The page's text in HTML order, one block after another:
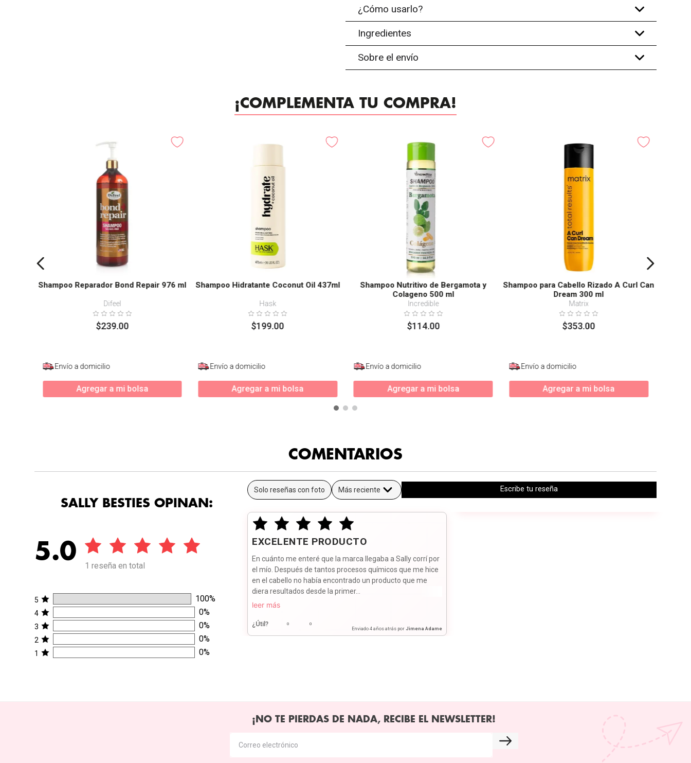
¿Cómo usarlo? +
Ingredientes +
Sobre el envío +
¡COMPLEMENTA TU COMPRA!
Shampoo Reparador Bond Repair 976 ml
Difeel
$239.00
Envío a domicilio
Agregar a mi bolsa
Shampoo Hidratante Coconut Oil 437ml
Hask
$199.00
Envío a domicilio
Agregar a mi bolsa
Shampoo Nutritivo de Bergamota y
Colageno 500 ml
Incredible
$114.00
Envío a domicilio
Agregar a mi bolsa
Shampoo para Cabello Rizado A Curl Can
Dream 300 ml
Matrix
$353.00
Envío a domicilio
Agregar a mi bolsa
COMENTARIOS
SALLY BESTIES OPINAN:
5.0
1 reseña en total
5 100%
4 0%
3 0%
2 0%
1 0%
Solo reseñas con foto Más reciente Escribe tu reseña
EXCELENTE PRODUCTO
En cuánto me enteré que la marca llegaba a Sally corrí por
el mío. Después de tantos procesos químicos que me hice
en el cabello no había encontrado un producto que me
diera resultados desde la primer...
leer más
¿Útil? 0 0
Enviado 4 años atráspor Jimena Adame
¡NO TE PIERDAS DE NADA, RECIBE EL NEWSLETTER!